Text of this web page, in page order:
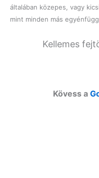
általában közepes, vagy
mint minden más
Kellemes
Kövess a